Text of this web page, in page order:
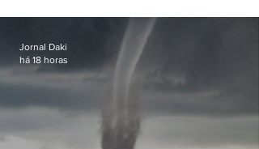
Jornal Daki
há 18 horas